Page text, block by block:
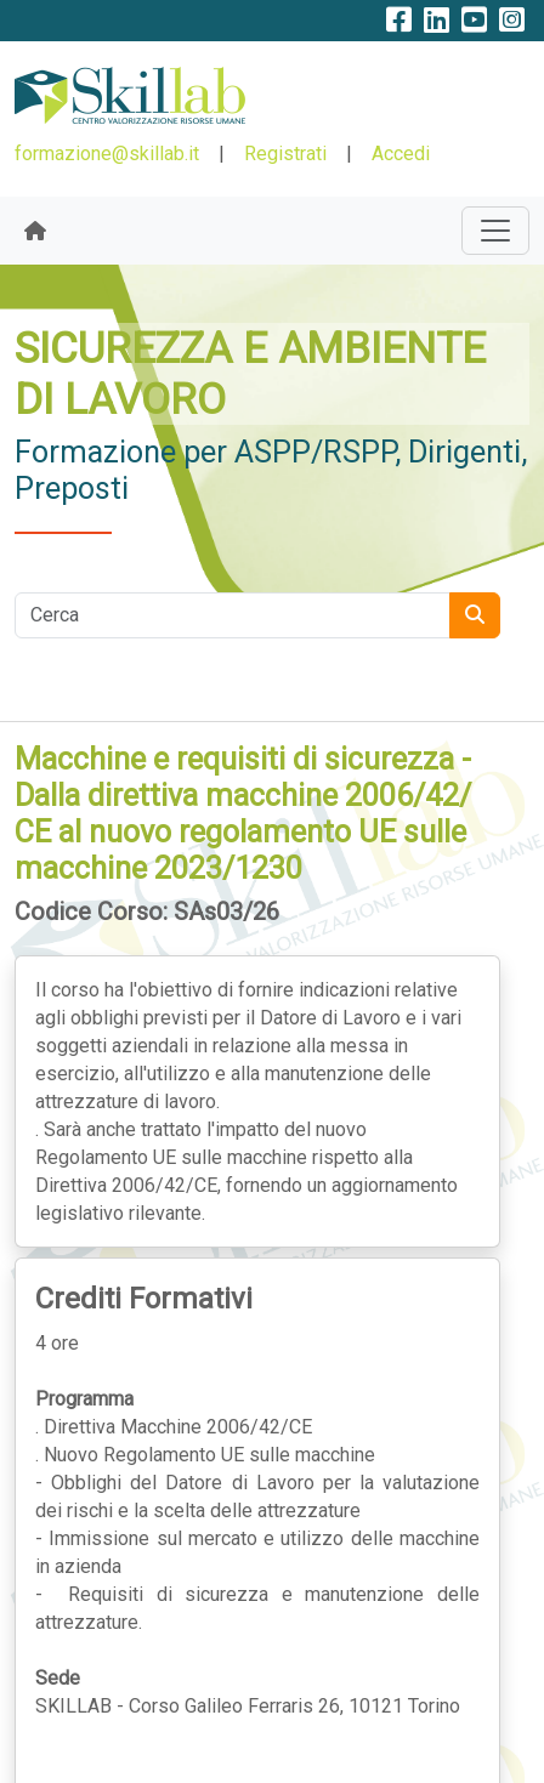
formazione@skillab.it | Registrati | Accedi
SICUREZZA E AMBIENTE
DI LAVORO
Formazione per ASPP/RSPP, Dirigenti,
Preposti
Macchine e requisiti di sicurezza -
Dalla direttiva macchine 2006/42/
CE al nuovo regolamento UE sulle
macchine 2023/1230
Codice Corso: SAs03/26
Il corso ha l'obiettivo di fornire indicazioni relative
agli obblighi previsti per il Datore di Lavoro e i vari
soggetti aziendali in relazione alla messa in
esercizio, all'utilizzo e alla manutenzione delle
attrezzature di lavoro.
. Sarà anche trattato l'impatto del nuovo
Regolamento UE sulle macchine rispetto alla
Direttiva 2006/42/CE, fornendo un aggiornamento
legislativo rilevante.
Crediti Formativi
4 ore
Programma
. Direttiva Macchine 2006/42/CE
. Nuovo Regolamento UE sulle macchine
- Obblighi del Datore di Lavoro per la valutazione
dei rischi e la scelta delle attrezzature
- Immissione sul mercato e utilizzo delle macchine
in azienda
- Requisiti di sicurezza e manutenzione delle
attrezzature.
Sede
SKILLAB - Corso Galileo Ferraris 26, 10121 Torino